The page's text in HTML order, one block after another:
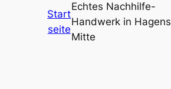
Start
seite
Echtes Nachhilfe-
Handwerk in Hagens
Mitte